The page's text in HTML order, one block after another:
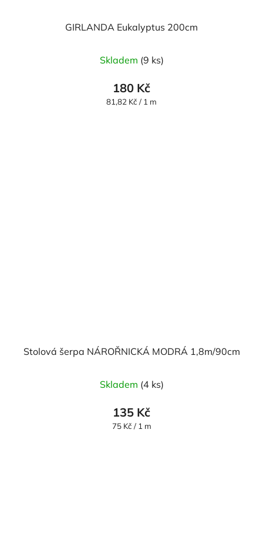
GIRLANDA Eukalyptus 200cm
Skladem (9 ks)
180 Kč
Měrná
81,82 Kč / 1 m
Stolová šerpa NÁROŘNICKÁ MODRÁ 1,8m/90cm
Skladem (4 ks)
135 Kč
Měrná
75 Kč / 1 m